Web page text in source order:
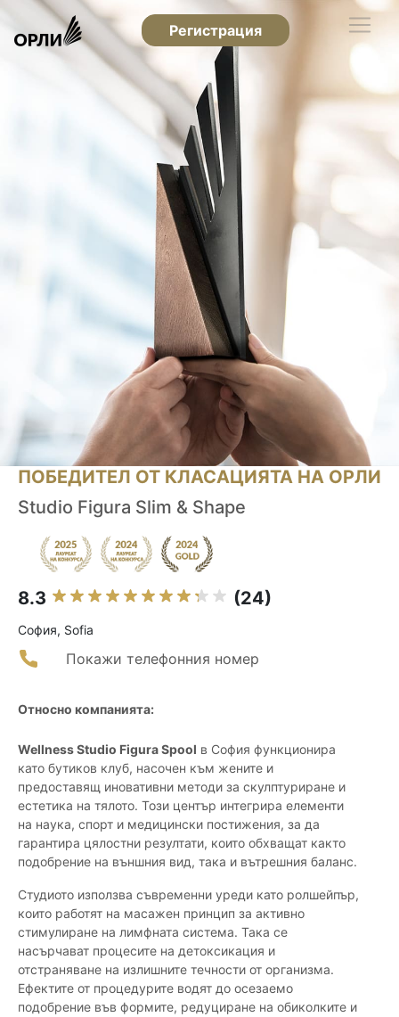
Регистрация
ПОБЕДИТЕЛ ОТ КЛАСАЦИЯТА НА ОРЛИ
Studio Figura Slim & Shape
8.3 (24)
София, Sofia
Покажи телефонния номер
Относно компанията:
Wellness Studio Figura Spool в София функционира
като бутиков клуб, насочен към жените и
предоставящ иновативни методи за скулптуриране и
естетика на тялото. Този център интегрира елементи
на наука, спорт и медицински постижения, за да
гарантира цялостни резултати, които обхващат както
подобрение на външния вид, така и вътрешния баланс.
Студиото използва съвременни уреди като ролшейпър,
които работят на масажен принцип за активно
стимулиране на лимфната система. Така се
насърчават процесите на детоксикация и
отстраняване на излишните течности от организма.
Ефектите от процедурите водят до осезаемо
подобрение във формите, редуциране на обиколките и